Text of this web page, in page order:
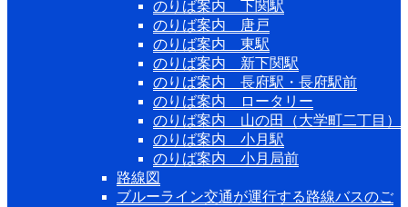
のりば案内 下関駅
のりば案内 唐戸
のりば案内 東駅
のりば案内 新下関駅
のりば案内 長府駅・長府駅前
のりば案内 ロータリー
のりば案内 山の田（大学町二丁目）
のりば案内 小月駅
のりば案内 小月局前
路線図
ブルーライン交通が運行する路線バスのご